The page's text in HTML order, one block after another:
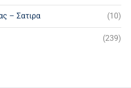
– Σατιρα (10)
(239)